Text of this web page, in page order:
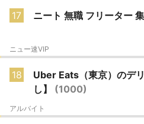
17 ニート 無職 フリーター
ニュー速VIP
18
Uber Eats（東京）のデ
し】 (1000)
アルバイト